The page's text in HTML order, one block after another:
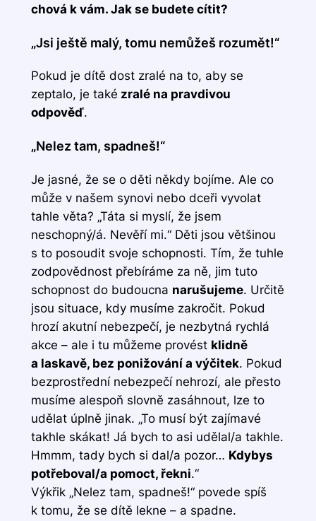
chová k vám. Jak se budete cítit?
„Jsi ještě malý, tomu nemůžeš rozumět!“
Pokud je dítě dost zralé na to, aby se
zeptalo, je také zralé na pravdivou
odpověď.
„Nelez tam, spadneš!“
Je jasné, že se o děti někdy bojíme. Ale co
může v našem synovi nebo dceři vyvolat
tahle věta? „Táta si myslí, že jsem
neschopný/á. Nevěří mi.“ Děti jsou většinou
s to posoudit svoje schopnosti. Tím, že tuhle
zodpovědnost přebíráme za ně, jim tuto
schopnost do budoucna narušujeme. Určitě
jsou situace, kdy musíme zakročit. Pokud
hrozí akutní nebezpečí, je nezbytná rychlá
akce – ale i tu můžeme provést klidně
a laskavě, bez ponižování a výčitek. Pokud
bezprostřední nebezpečí nehrozí, ale přesto
musíme alespoň slovně zasáhnout, lze to
udělat úplně jinak. „To musí být zajímavé
takhle skákat! Já bych to asi udělal/a takhle.
Hmmm, tady bych si dal/a pozor… Kdybys
potřeboval/a pomoct, řekni.“
Výkřik „Nelez tam, spadneš!“ povede spíš
k tomu, že se dítě lekne – a spadne.